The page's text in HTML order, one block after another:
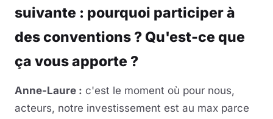
suivante : pourquoi participer à
des conventions ? Qu'est-ce que
ça vous apporte ?
Anne-Laure : c'est le moment où pour nous,
acteurs, notre investissement est au max parce